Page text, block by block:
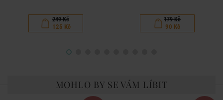
249 Kč
125 Kč
179 Kč
90 Kč
MOHLO BY SE VÁM LÍBIT